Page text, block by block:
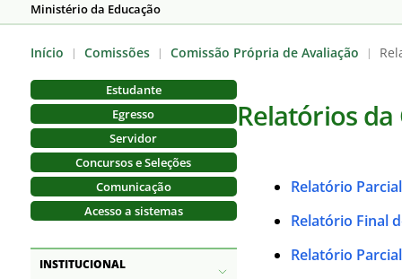
Ministério da Educação
Início | Comissões | Comissão Própria de Avaliação |
Estudante
Egresso
Servidor
Concursos e Seleções
Comunicação
Acesso a sistemas
INSTITUCIONAL
Relatórios da
Relatório
Relatório Final
Relatório